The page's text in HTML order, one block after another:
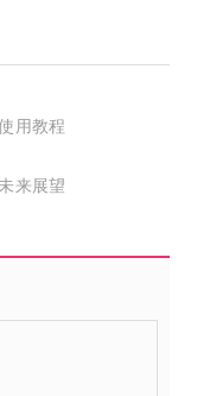
用教程
来展望